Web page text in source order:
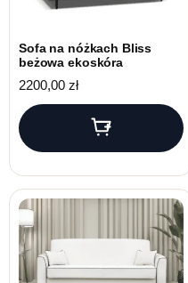
Sofa na nóżkach Bliss
beżowa ekoskóra
2200,00 zł